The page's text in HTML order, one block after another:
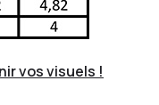
vos visuels !